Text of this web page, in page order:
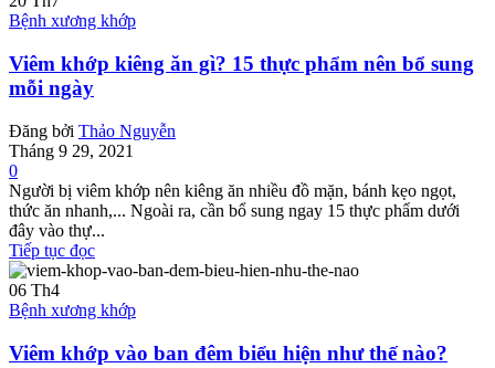
Bệnh xương khớp
Viêm khớp kiêng ăn gì? 15 thực phẩm nên bổ sung
mỗi ngày
Đăng bởi Thảo Nguyễn
Tháng 9 29, 2021
0
Người bị viêm khớp nên kiêng ăn nhiều đồ mặn, bánh kẹo ngọt,
thức ăn nhanh,... Ngoài ra, cần bổ sung ngay 15 thực phẩm dưới
đây vào thự...
Tiếp tục đọc
06 Th4
Bệnh xương khớp
Viêm khớp vào ban đêm biểu hiện như thế nào?